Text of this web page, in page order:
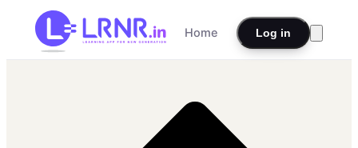
Home Log in